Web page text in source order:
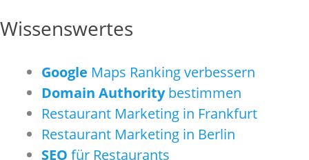
Wissenswertes
Google Maps Ranking verbessern
Domain Authoritybestimmen
Restaurant Marketing in Frankfurt
Restaurant Marketing in Berlin
SEO für Restaurants